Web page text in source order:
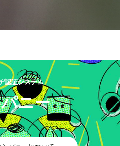
認証システム
ニー